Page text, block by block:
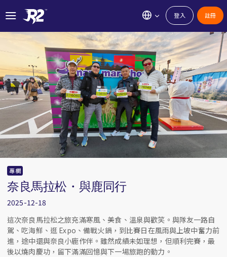
登入 註冊
專欄
奈良馬拉松・與鹿同行
2025-12-18
這次奈良馬拉松之旅充滿寒風、美食、溫泉與歡笑。與隊友一路自
駕、吃海鮮、逛 Expo、備戰火鍋，到比賽日在風雨與上坡中奮力前
進，途中還與奈良小鹿作伴。雖然成績未如理想，但順利完賽，最
後以燒肉慶功，留下滿滿回憶與下一場旅跑的動力。